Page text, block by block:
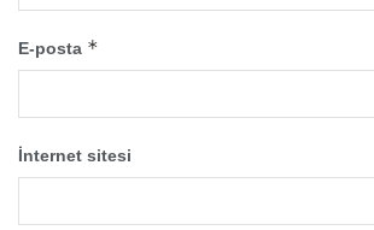
E-posta *
İnternet sitesi